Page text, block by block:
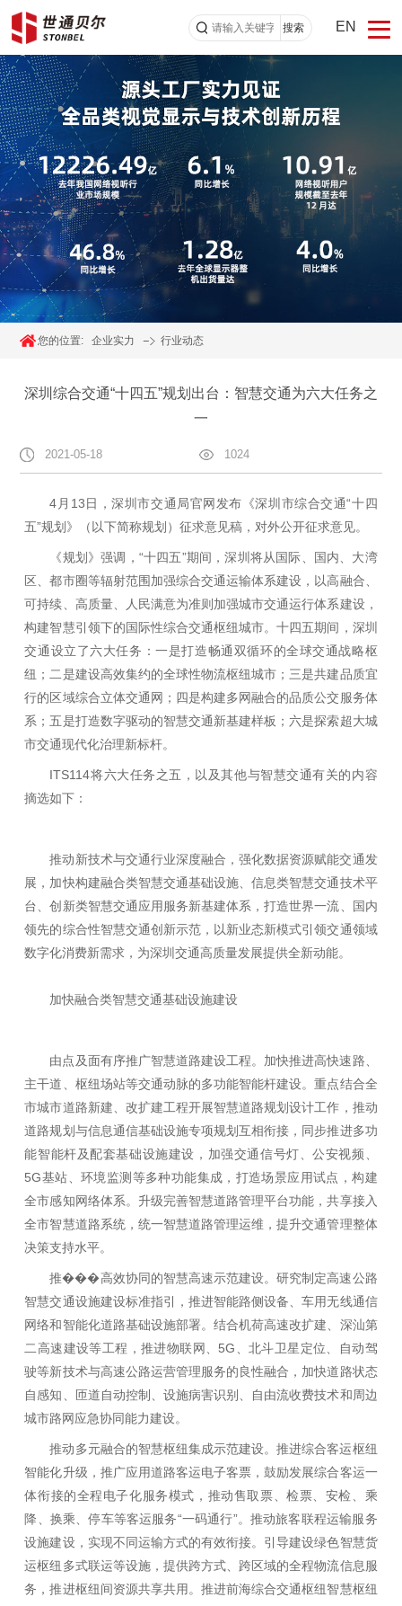
搜索 EN
您的位置: 企业实力 行业动态
深圳综合交通“十四五”规划出台：智慧交通为六大任务之
一
2021-05-18 1024
4月13日，深圳市交通局官网发布《深圳市综合交通“十四
五”规划》（以下简称规划）征求意见稿，对外公开征求意见。
《规划》强调，“十四五”期间，深圳将从国际、国内、大湾
区、都市圈等辐射范围加强综合交通运输体系建设，以高融合、
可持续、高质量、人民满意为准则加强城市交通运行体系建设，
构建智慧引领下的国际性综合交通枢纽城市。十四五期间，深圳
交通设立了六大任务：一是打造畅通双循环的全球交通战略枢
纽；二是建设高效集约的全球性物流枢纽城市；三是共建品质宜
行的区域综合立体交通网；四是构建多网融合的品质公交服务体
系；五是打造数字驱动的智慧交通新基建样板；六是探索超大城
市交通现代化治理新标杆。
ITS114将六大任务之五，以及其他与智慧交通有关的内容
摘选如下：
推动新技术与交通行业深度融合，强化数据资源赋能交通发
展，加快构建融合类智慧交通基础设施、信息类智慧交通技术平
台、创新类智慧交通应用服务新基建体系，打造世界一流、国内
领先的综合性智慧交通创新示范，以新业态新模式引领交通领域
数字化消费新需求，为深圳交通高质量发展提供全新动能。
加快融合类智慧交通基础设施建设
由点及面有序推广智慧道路建设工程。加快推进高快速路、
主干道、枢纽场站等交通动脉的多功能智能杆建设。重点结合全
市城市道路新建、改扩建工程开展智慧道路规划设计工作，推动
道路规划与信息通信基础设施专项规划互相衔接，同步推进多功
能智能杆及配套基础设施建设，加强交通信号灯、公安视频、
5G基站、环境监测等多种功能集成，打造场景应用试点，构建
全市感知网络体系。升级完善智慧道路管理平台功能，共享接入
全市智慧道路系统，统一智慧道路管理运维，提升交通管理整体
决策支持水平。
推���高效协同的智慧高速示范建设。研究制定高速公路
智慧交通设施建设标准指引，推进智能路侧设备、车用无线通信
网络和智能化道路基础设施部署。结合机荷高速改扩建、深汕第
二高速建设等工程，推进物联网、5G、北斗卫星定位、自动驾
驶等新技术与高速公路运营管理服务的良性融合，加快道路状态
自感知、匝道自动控制、设施病害识别、自由流收费技术和周边
城市路网应急协同能力建设。
推动多元融合的智慧枢纽集成示范建设。推进综合客运枢纽
智能化升级，推广应用道路客运电子客票，鼓励发展综合客运一
体衔接的全程电子化服务模式，推动售取票、检票、安检、乘
降、换乘、停车等客运服务“一码通行”。推动旅客联程运输服务
设施建设，实现不同运输方式的有效衔接。引导建设绿色智慧货
运枢纽多式联运等设施，提供跨方式、跨区域的全程物流信息服
务，推进枢纽间资源共享共用。推进前海综合交通枢纽智慧枢纽